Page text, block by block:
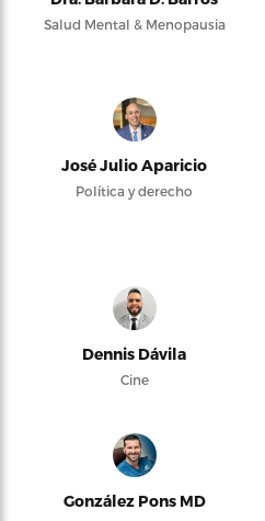
Salud Mental & Menopausia
José Julio Aparicio
Política y derecho
Dennis Dávila
Cine
González Pons MD